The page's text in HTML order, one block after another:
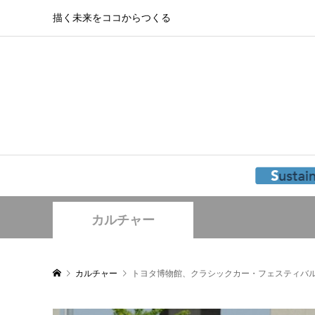
描く未来をココからつくる
カルチャー
カルチャー トヨタ博物館、クラシックカー・フェスティバ